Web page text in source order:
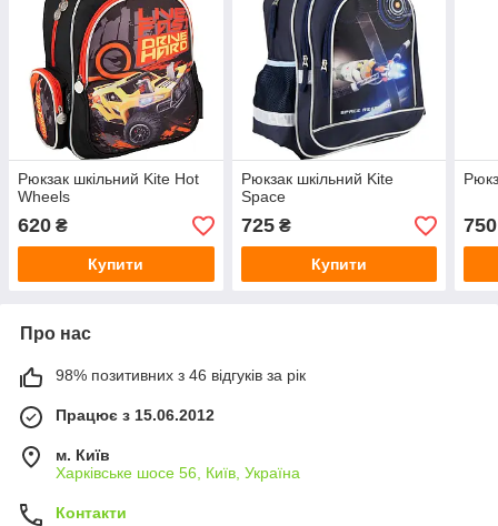
Рюкзак шкільний Kite Hot
Wheels
620 ₴
Купити
Рюкзак шкільний Kite
Space
725₴
Купити
750
Про нас
98% позитивних з 46 відгуків за рік
Працює з 15.06.2012
м. Київ
Харківське шосе 56, Київ, Україна
Контакти